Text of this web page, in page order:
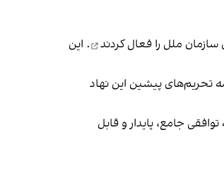
فعال کردند
. این
همه تحریم‌های پیشین این نهاد
به توافقی جامع، پایدار و قابل